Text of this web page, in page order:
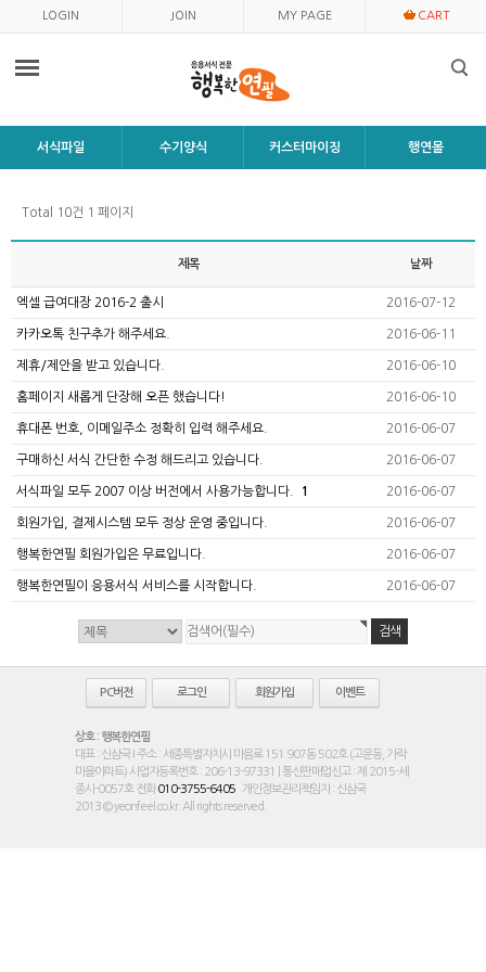
LOGIN JOIN MY PAGE CART
서식파일 수기양식 커스터마이징 행연몰
Total 10건 1 페이지
제목 날짜
엑셀 급여대장 2016-2 출시 2016-07-12
카카오톡 친구추가 해주세요. 2016-06-11
제휴/제안을 받고 있습니다. 2016-06-10
홈페이지 새롭게 단장해 오픈 했습니다! 2016-06-10
휴대폰 번호, 이메일주소 정확히 입력 해주세요. 2016-06-07
구매하신 서식 간단한 수정 해드리고 있습니다. 2016-06-07
서식파일 모두 2007 이상 버전에서 사용가능합니다. 1 2016-06-07
회원가입, 결제시스템 모두 정상 운영 중입니다. 2016-06-07
행복한연필 회원가입은 무료입니다. 2016-06-07
행복한연필이 응용서식 서비스를 시작합니다. 2016-06-07
PC버전 로그인 회원가입 이벤트
상호 : 행복한연필
대표 : 신삼국 I 주소 : 세종특별자치시 마음로 151 907동 502호 (고운동, 가락
마을아파트) 사업자등록번호 : 206-13-97331 | 통신판매업신고 : 제 2015-세
종시-0057호 전화010-3755-6405
개인정보관리책임자 : 신삼국
2013 © yeonfeel.co.kr. All rights reserved.